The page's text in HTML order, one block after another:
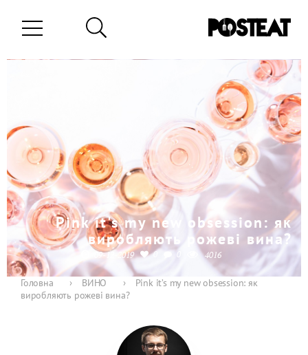
Pink it's my new obsession: як
виробляють рожеві вина?
09-12-2019 0 4016
Головна › ВИНО ›
Pink it’s my new obsession: як
виробляють рожеві вина?